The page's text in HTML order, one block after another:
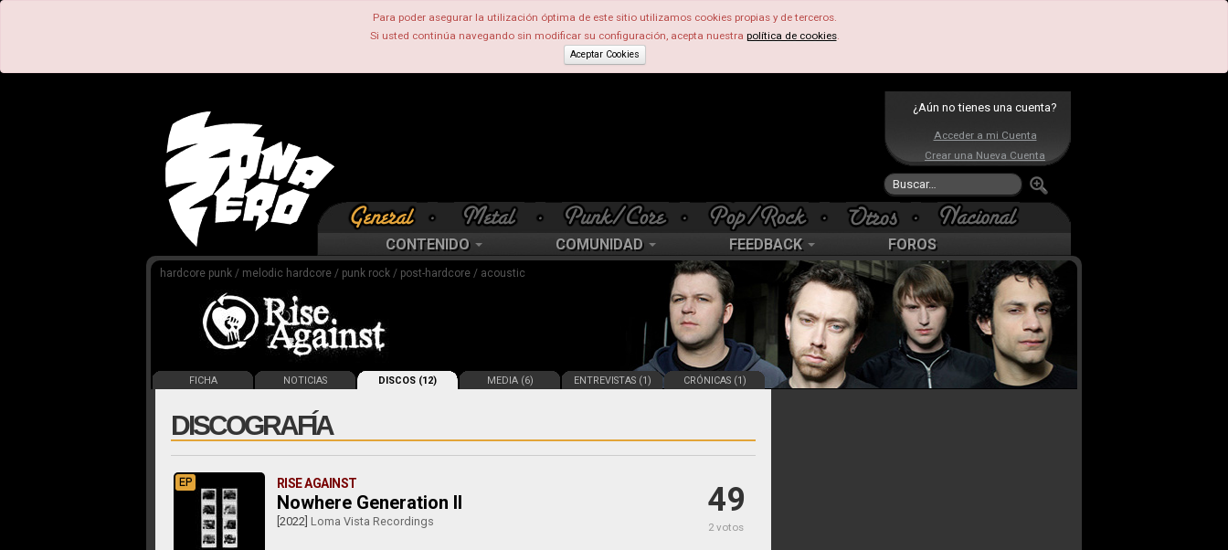
Para poder asegurar la utilización óptima de este sitio utilizamos cookies propias y de terceros.
Si usted continúa navegando sin modificar su configuración, acepta nuestra política de cookies.
Aceptar Cookies
¿Aún no tienes una cuenta?
Acceder a mi Cuenta
Crear una Nueva Cuenta
CONTENIDO COMUNIDAD FEEDBACK FOROS
hardcore punk / melodic hardcore / punk rock / post-hardcore / acoustic
FICHA NOTICIAS DISCOS (12) MEDIA (6) ENTREVISTAS (1) CRÓNICAS (1)
DISCOGRAFÍA
49
2 votos
EP RISE AGAINST
Nowhere Generation II
[2022] Loma Vista Recordings